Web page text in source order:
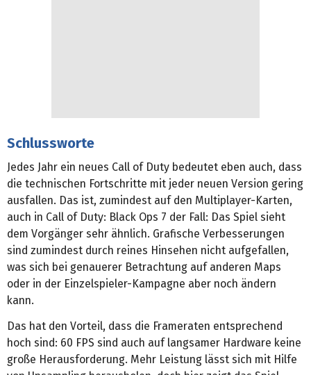
Schlussworte
Jedes Jahr ein neues Call of Duty bedeutet eben auch, dass
die technischen Fortschritte mit jeder neuen Version gering
ausfallen. Das ist, zumindest auf den Multiplayer-Karten,
auch in Call of Duty: Black Ops 7 der Fall: Das Spiel sieht
dem Vorgänger sehr ähnlich. Grafische Verbesserungen
sind zumindest durch reines Hinsehen nicht aufgefallen,
was sich bei genauerer Betrachtung auf anderen Maps
oder in der Einzelspieler-Kampagne aber noch ändern
kann.
Das hat den Vorteil, dass die Frameraten entsprechend
hoch sind: 60 FPS sind auch auf langsamer Hardware keine
große Herausforderung. Mehr Leistung lässt sich mit Hilfe